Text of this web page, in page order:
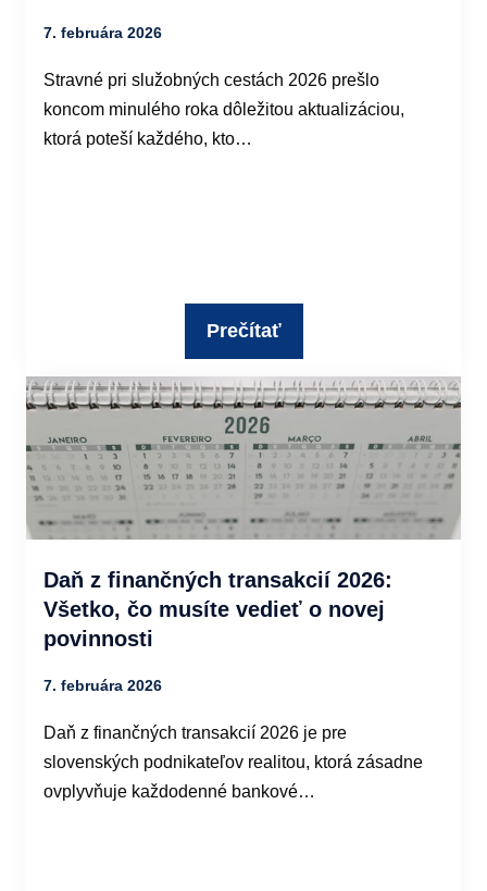
7. februára 2026
Stravné pri služobných cestách 2026 prešlo
koncom minulého roka dôležitou aktualizáciou,
ktorá poteší každého, kto…
Prečítať
Daň z finančných transakcií 2026:
Všetko, čo musíte vedieť o novej
povinnosti
7. februára 2026
Daň z finančných transakcií 2026 je pre
slovenských podnikateľov realitou, ktorá zásadne
ovplyvňuje každodenné bankové…